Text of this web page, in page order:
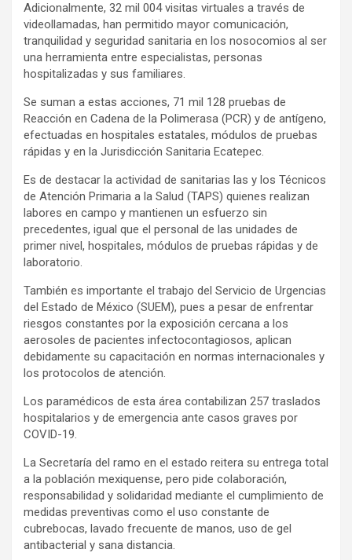
Adicionalmente, 32 mil 004 visitas virtuales a través de
videollamadas, han permitido mayor comunicación,
tranquilidad y seguridad sanitaria en los nosocomios al ser
una herramienta entre especialistas, personas
hospitalizadas y sus familiares.
Se suman a estas acciones, 71 mil 128 pruebas de
Reacción en Cadena de la Polimerasa (PCR) y de antígeno,
efectuadas en hospitales estatales, módulos de pruebas
rápidas y en la Jurisdicción Sanitaria Ecatepec.
Es de destacar la actividad de sanitarias las y los Técnicos
de Atención Primaria a la Salud (TAPS) quienes realizan
labores en campo y mantienen un esfuerzo sin
precedentes, igual que el personal de las unidades de
primer nivel, hospitales, módulos de pruebas rápidas y de
laboratorio.
También es importante el trabajo del Servicio de Urgencias
del Estado de México (SUEM), pues a pesar de enfrentar
riesgos constantes por la exposición cercana a los
aerosoles de pacientes infectocontagiosos, aplican
debidamente su capacitación en normas internacionales y
los protocolos de atención.
Los paramédicos de esta área contabilizan 257 traslados
hospitalarios y de emergencia ante casos graves por
COVID-19.
La Secretaría del ramo en el estado reitera su entrega total
a la población mexiquense, pero pide colaboración,
responsabilidad y solidaridad mediante el cumplimiento de
medidas preventivas como el uso constante de
cubrebocas, lavado frecuente de manos, uso de gel
antibacterial y sana distancia.